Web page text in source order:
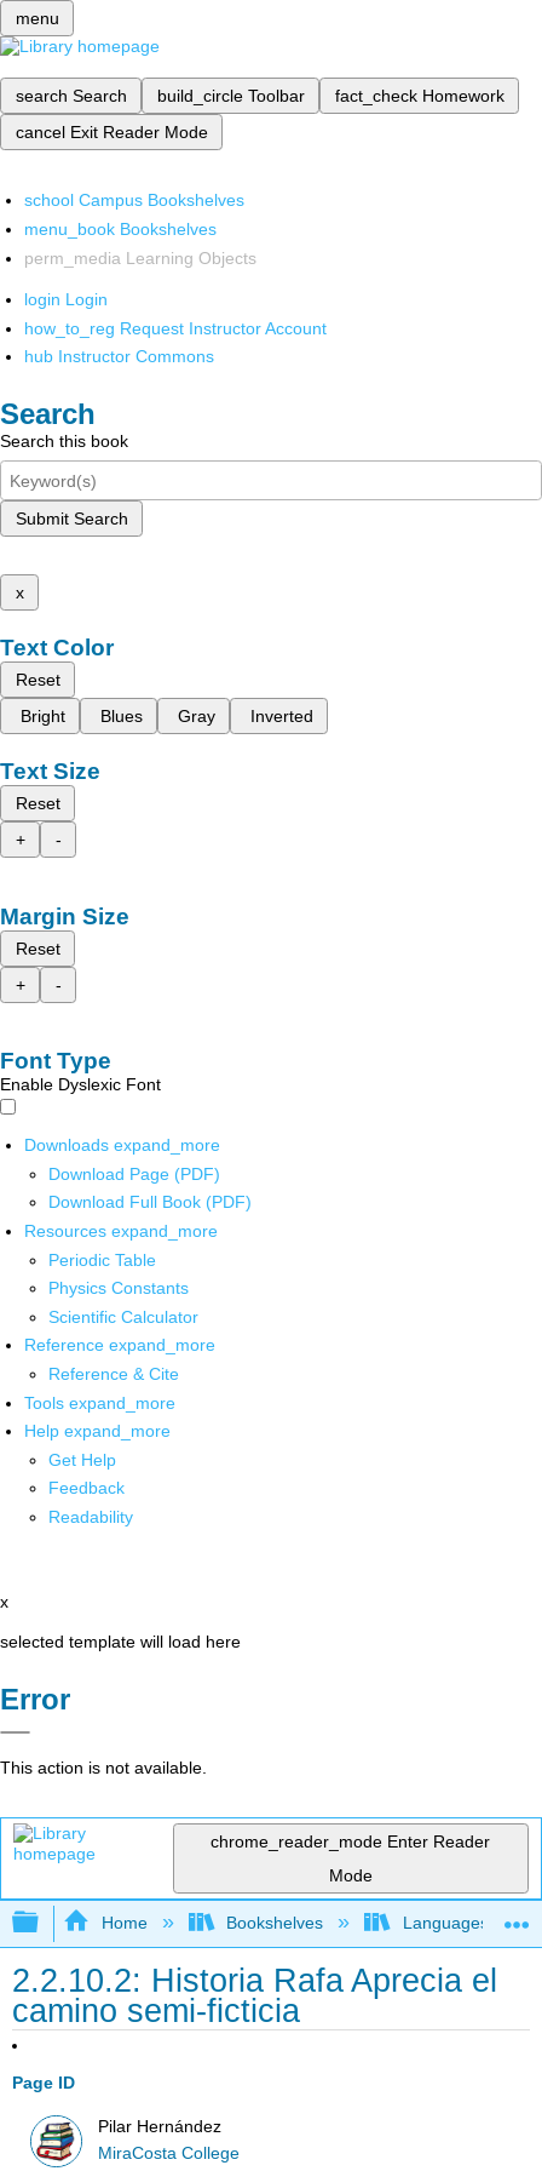
menu
search Search build_circle Toolbar fact_check Homework
cancel Exit Reader Mode
school Campus Bookshelves
menu_book Bookshelves
perm_media Learning Objects
login Login
how_to_reg Request Instructor Account
hub Instructor Commons
Search
Search this book
Submit Search
x
Text Color
Reset
Bright
Blues Gray Inverted
Text Size
Reset
+
-
Margin Size
Reset
+
-
Font Type
Enable Dyslexic Font
Downloads expand_more
Download Page (PDF)
Download Full Book (PDF)
Resources expand_more
Periodic Table
Physics Constants
Scientific Calculator
Reference expand_more
Reference & Cite
Tools expand_more
Help expand_more
Get Help
Feedback
Readability
x
selected template will load here
Error
This action is not available.
chrome_reader_mode Enter Reader
Mode
Expand/collapse global hierarchy
Home Bookshelves Languages
2.2.10.2: Historia Rafa Aprecia el
camino semi-ficticia
Page ID
Pilar Hernández
MiraCosta College